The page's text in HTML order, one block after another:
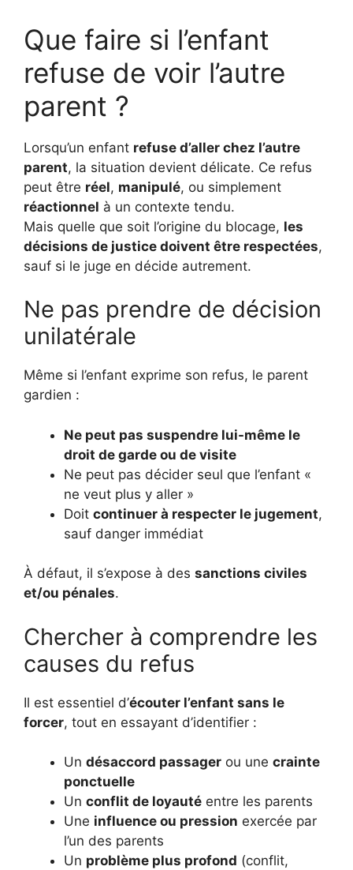
Que faire si l’enfant
refuse de voir l’autre
parent ?
Lorsqu’un enfant refuse d’aller chez l’autre
parent, la situation devient délicate. Ce refus
peut être réel, manipulé, ou simplement
réactionnel à un contexte tendu.
Mais quelle que soit l’origine du blocage, les
décisions de justice doivent être respectées,
sauf si le juge en décide autrement.
Ne pas prendre de décision
unilatérale
Même si l’enfant exprime son refus, le parent
gardien :
Ne peut pas suspendre lui-même le
droit de garde ou de visite
Ne peut pas décider seul que l’enfant «
ne veut plus y aller »
Doit continuer à respecter le jugement,
sauf danger immédiat
À défaut, il s’expose à des sanctions civiles
et/ou pénales.
Chercher à comprendre les
causes du refus
Il est essentiel d’écouter l’enfant sans le
forcer, tout en essayant d’identifier :
Un désaccord passager ou une crainte
ponctuelle
Un conflit de loyauté entre les parents
Une influence ou pression exercée par
l’un des parents
Un problème plus profond (conflit,